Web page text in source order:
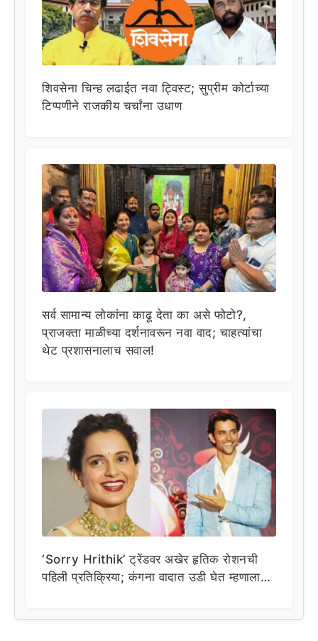
शिवसेना चिन्ह लढाईत नवा ट्विस्ट; सुप्रीम कोर्टाच्या
टिप्पणीने राजकीय चर्चांना उधाण
सर्व सामान्य लोकांना काढू देता का असे फोटो?,
प्राजक्ता माळीच्या दर्शनावरून नवा वाद; चाहत्यांचा
थेट प्रशासनालाच सवाल!
‘Sorry Hrithik’ ट्रेंडवर अखेर हृतिक रोशनची
पहिली प्रतिक्रिया; कंगना वादात उडी घेत म्हणाला…